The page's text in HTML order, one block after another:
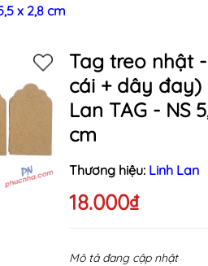
x 2,8 cm
Tag treo nhật
cái + dây đay)
Lan TAG - NS
cm
Thương hiệu: Linh Lan
18.000₫
Mô tả đang cập nhật